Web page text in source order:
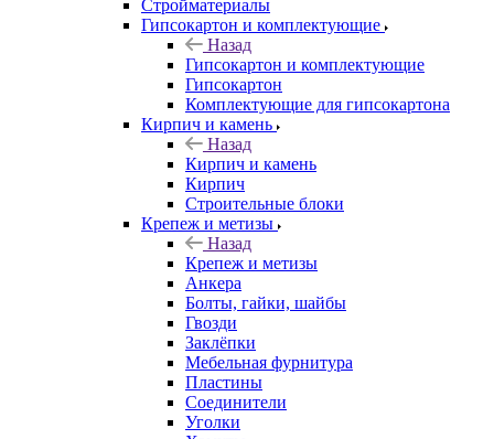
Стройматериалы
Гипсокартон и комплектующие
Назад
Гипсокартон и комплектующие
Гипсокартон
Комплектующие для гипсокартона
Кирпич и камень
Назад
Кирпич и камень
Кирпич
Строительные блоки
Крепеж и метизы
Назад
Крепеж и метизы
Анкера
Болты, гайки, шайбы
Гвозди
Заклёпки
Мебельная фурнитура
Пластины
Соединители
Уголки